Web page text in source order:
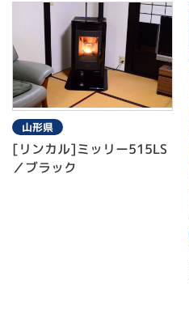
山形県
[リンカル]ミッリー515LS
／ブラック